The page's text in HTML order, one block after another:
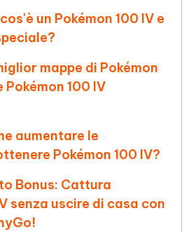
un Pokémon 100 IV e
mappe di Pokémon
100 IV
aumentare le
Pokémon 100 IV?
Bonus: Cattura
senza uscire di casa con